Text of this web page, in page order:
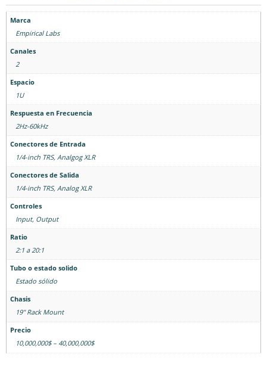
Marca
Empirical Labs
Canales
2
Espacio
1U
Respuesta en Frecuencia
2Hz-60kHz
Conectores de Entrada
1/4-inch TRS, Analgog XLR
Conectores de Salida
1/4-inch TRS, Analog XLR
Controles
Input, Output
Ratio
2:1 a 20:1
Tubo o estado solido
Estado sólido
Chasis
19" Rack Mount
Precio
10,000,000$ – 40,000,000$